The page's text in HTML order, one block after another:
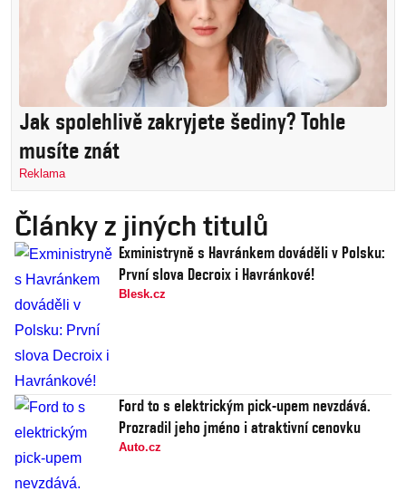
Jak spolehlivě zakryjete šediny? Tohle
musíte znát
Reklama
Články z jiných titulů
Exministryně s Havránkem dováděli v Polsku:
První slova Decroix i Havránkové!
Blesk.cz
Ford to s elektrickým pick-upem nevzdává.
Prozradil jeho jméno i atraktivní cenovku
Auto.cz